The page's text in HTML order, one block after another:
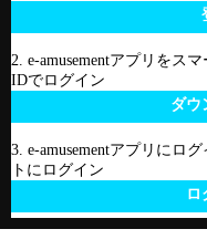
2. e-amusementアプリをス
IDでログイン
ダウ
3. e-amusementアプリにロ
トにログイン
ロ